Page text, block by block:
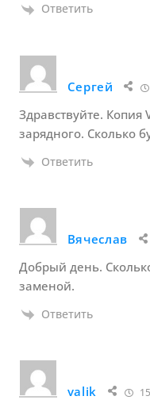
Ответить
Сергей
Здравствуйте. Копия
зарядного. Сколько
Ответить
Вячеслав
Добрый день.
заменой.
Ответить
valik